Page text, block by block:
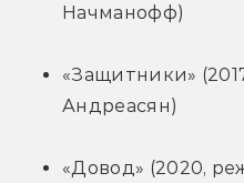
Начманофф)
«Защитники»
Андреасян)
«Довод» (2020,